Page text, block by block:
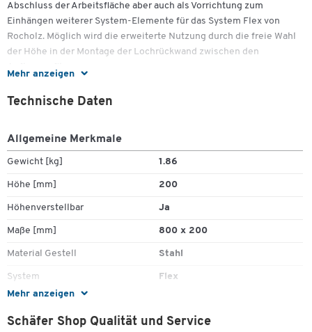
Mehr anzeigen
Abschluss der Arbeitsfläche aber auch als Vorrichtung zum
Einhängen weiterer System-Elemente für das System Flex von
Rocholz. Möglich wird die erweiterte Nutzung durch die freie Wahl
der Höhe in der Montage der Lochrückwand zwischen den
Aufbauprofilen.
In der Stärke ist die Rückwand aus Stahlblech so gehalten, dass sie
System, das ein ergonomisches Arbeiten am Packtisch System Flex
unterstützt. Wir liefern die Lochrückwand mit dem Einbaumaß 800
Erweiterung des Packtisches System Flex.
Technische Details:
Farbe: Rubinrot RAL 3003
Zum Einschrauben in die Systemnut der HR-Anbauprofile
Gewicht: 1,1 kg
Mehr anzeigen
Technische Daten
Allgemeine Merkmale
Gewicht [kg] 1.86
Höhe [mm] 200
Höhenverstellbar Ja
Maße [mm] 800 x 200
Material Gestell Stahl
System Flex
Tiefe [mm]
Schäfer Shop Qualität und Service